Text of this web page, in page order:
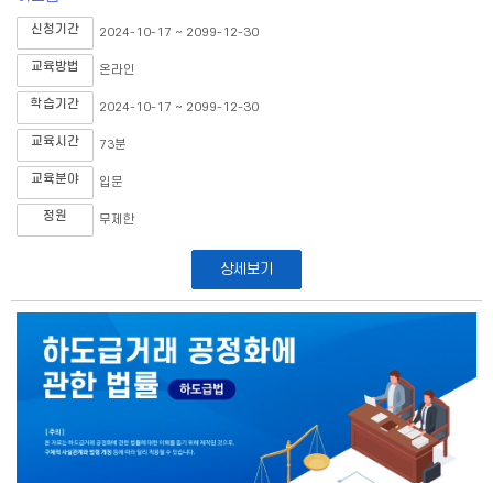
신청기간 2024-10-17 ~ 2099-12-30
교육방법 온라인
학습기간 2024-10-17 ~ 2099-12-30
교육시간 73분
교육분야 입문
정원 무제한
상세보기